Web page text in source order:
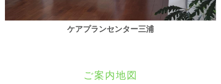
ケアプランセンター三浦
ご案内地図